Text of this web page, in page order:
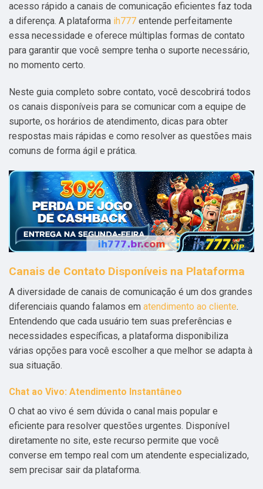
acesso rápido a canais de comunicação eficientes faz toda
a diferença. A plataforma ih777 entende perfeitamente
essa necessidade e oferece múltiplas formas de contato
para garantir que você sempre tenha o suporte necessário,
no momento certo.
Neste guia completo sobre contato, você descobrirá todos
os canais disponíveis para se comunicar com a equipe de
suporte, os horários de atendimento, dicas para obter
respostas mais rápidas e como resolver as questões mais
comuns de forma ágil e prática.
Canais de Contato Disponíveis na Plataforma
A diversidade de canais de comunicação é um dos grandes
diferenciais quando falamos em atendimento ao cliente.
Entendendo que cada usuário tem suas preferências e
necessidades específicas, a plataforma disponibiliza
várias opções para você escolher a que melhor se adapta à
sua situação.
Chat ao Vivo: Atendimento Instantâneo
O chat ao vivo é sem dúvida o canal mais popular e
eficiente para resolver questões urgentes. Disponível
diretamente no site, este recurso permite que você
converse em tempo real com um atendente especializado,
sem precisar sair da plataforma.